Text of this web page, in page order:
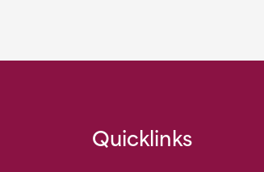
Quicklinks